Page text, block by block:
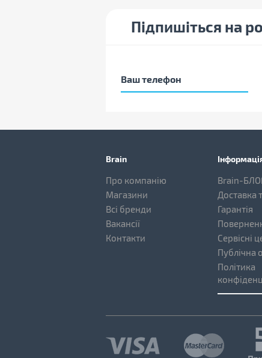
Підпишіться на
Brain
Про компанію
Магазини
Всі бренди
Вакансії
Контакти
Brain-
Доставка
Гарантія
Сервісні
Публічна
Політика